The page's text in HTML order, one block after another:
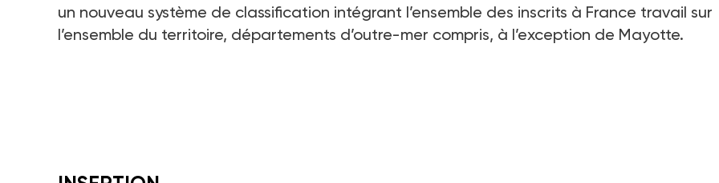
un nouveau système de classification intégrant l’ensemble des inscrits à France travail sur
l’ensemble du territoire, départements d’outre-mer compris, à l’exception de Mayotte.